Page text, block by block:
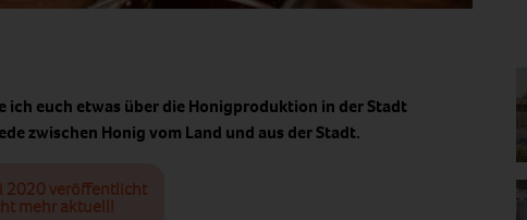
ich euch etwas über die Honigproduktion in der Stadt
zwischen Honig vom Land und aus der Stadt.
2020 veröffentlicht
mehr aktuell!